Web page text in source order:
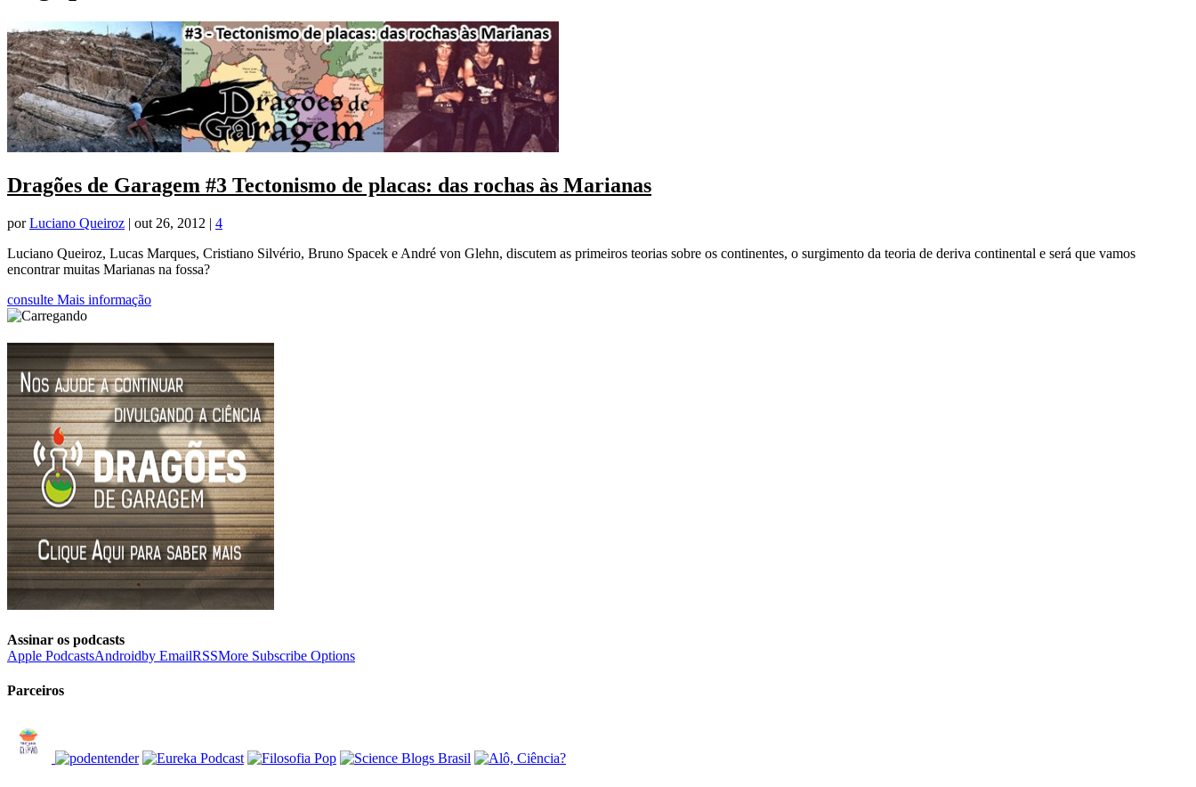
Dragões de Garagem #3 Tectonismo de placas: das rochas às Marianas
porLuciano Queiroz | out 26, 2012 | 4
Luciano Queiroz, Lucas Marques, Cristiano Silvério, Bruno Spacek e André von Glehn, discutem as primeiros teorias sobre os continentes, o surgimento da teoria de deriva continental e será que vamos
encontrar muitas Marianas na fossa?
consulte Mais informação
Assinar os podcasts
Apple PodcastsAndroidby EmailRSSMore Subscribe Options
Parceiros